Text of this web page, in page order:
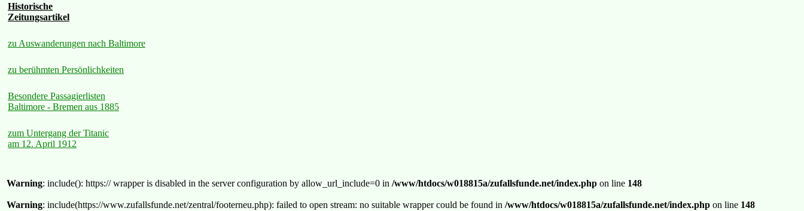
Historische
Zeitungsartikel
zu Auswanderungen nach Baltimore
zu berühmten Persönlichkeiten
Besondere Passagierlisten
Baltimore - Bremen aus 1885
zum Untergang der Titanic
am 12. April 1912
Warning: include(): https:// wrapper is disabled in the server configuration by allow_url_include=0 in /www/htdocs/w018815a/zufallsfunde.net/index.php on line 148
Warning: include(https://www.zufallsfunde.net/zentral/footerneu.php): failed to open stream: no suitable wrapper could be found in /www/htdocs/w018815a/zufallsfunde.net/index.php on line 148